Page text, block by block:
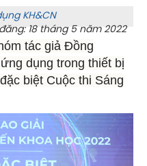
KH&CN
18 tháng 5 năm 2022
tác giả Đồng
dụng trong thiết bị
biệt Cuộc thi Sáng